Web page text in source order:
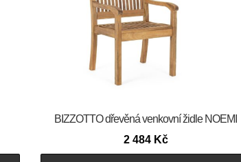
BIZZOTTO dřevěná venkovní židle NOEMI
2 484 Kč